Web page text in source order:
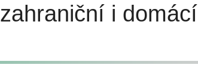
i domácí